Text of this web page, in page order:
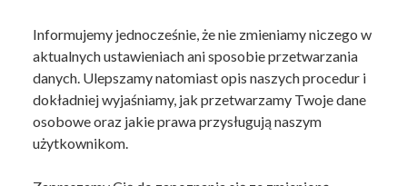
Informujemy jednocześnie, że nie zmieniamy niczego w
aktualnych ustawieniach ani sposobie przetwarzania
danych. Ulepszamy natomiast opis naszych procedur i
dokładniej wyjaśniamy, jak przetwarzamy Twoje dane
osobowe oraz jakie prawa przysługują naszym
użytkownikom.